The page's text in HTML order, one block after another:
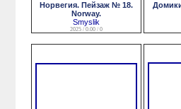
Норвегия. Пейзаж № 18.
Norway.
Smyslik
2025 / 0.00 / 0